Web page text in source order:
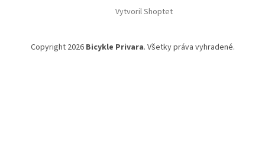
Vytvoril Shoptet
Copyright 2026 Bicykle Privara. Všetky práva vyhradené.